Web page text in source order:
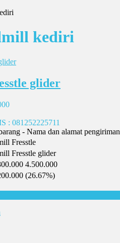
kediri
glider
: 081252225711
- Nama dan alamat pengiriman
Fresstle
Fresstle glider
4.500.000
(26.67%)